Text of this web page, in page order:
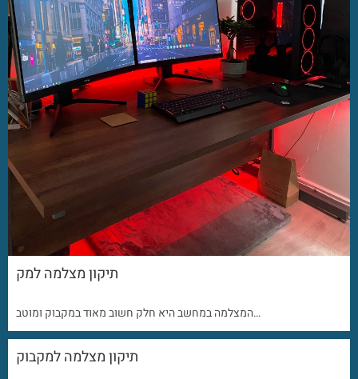
תיקון מצלמה למק
המצלמה במחשב היא חלק חשוב מאוד במקבוק ומוטב…
תיקון מצלמה למקבוק